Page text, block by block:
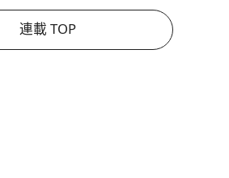
連載 TOP